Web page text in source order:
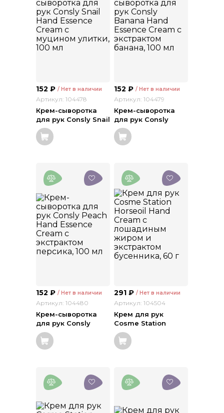
152 ₽ / Нет в наличии
Артикул: 104478
Крем-сыворотка
для рук Consly Snail
Hand Essence
Cream с муцином
улитки, 100 мл
152 ₽ / Нет в наличии
Артикул: 104479
Крем-сыворотка
для рук Consly
Banana Hand
Essence Cream с
экстрактом банана,
152 ₽ / Нет в наличии
Артикул: 104480
Крем-сыворотка
для рук Consly
Peach Hand
Essence Cream с
экстрактом
291 ₽ / Нет в наличии
Артикул: 104504
Крем для рук
Cosme Station
Horseoil Hand
Cream с
лошадиным жиром